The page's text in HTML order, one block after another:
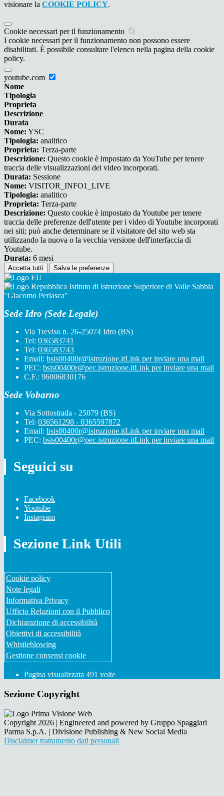
visionare la COOKIE POLICY.
Cookie necessari per il funzionamento
I cookie necessari per il funzionamento non possono essere
disabilitati. È possibile consultare l'elenco nella pagina della cookie
policy.
youtube.com
Nome
Tipologia
Proprieta
Descrizione
Durata
Nome: YSC
Tipologia: analitico
Proprieta: Terza-parte
Descrizione: Questo cookie è impostato da YouTube per tenere
traccia delle visualizzazioni dei video incorporati.
Durata: Sessione
Nome: VISITOR_INFO1_LIVE
Tipologia: analitico
Proprieta: Terza-parte
Descrizione: Questo cookie è impostato da Youtube per tenere
traccia delle preferenze dell'utente per i video di Youtube incorporati
nei siti; può anche determinare se il visitatore del sito web sta
utilizzando la nuova o la vecchia versione dell'interfaccia di
Youtube.
Durata: 6 mesi
Accetta tutti Salva le preferenze
Istituto di Istruzione Superiore di Valle Sabbia
"Giacomo Perlasca"
Sede Idro (Sede Legale)
Via Treviso n. 26-25074 Idro (BS)
Tel: 036583741
Tel: 036583743
Email: bsis00400r@istruzione.itLink per inviare una mail
PEC: bsis00400r@pec.istruzione.itLink per inviare una mail
C.F.: 96006830176
Sede Vobarno
Via Sottostrada - 25079 (BS)
Tel: 036561298 - 0365597872
Email: bsis00400r@istruzione.itLink per inviare una mail
PEC: bsis00400r@pec.istruzione.itLink per inviare una mail
Seguici su
Facebook
Youtube
Instagram
Sezione Link Utili
Cookie policy
Note legali
Informativa Privacy
Ufficio Relazioni con il Pubblico
Dichiarazione di accessibilità
Obiettivi di accessibilità
Whistleblowing
Gestione consensi cookie
Pagina visualizzata 491 volte
Sezione Copyright
Copyright 2026 | Engineered and powered by Gruppo Spaggiari
Parma S.p.A. | Divisione Publishing & New Social Media
Disclaimer trattamento dati personali